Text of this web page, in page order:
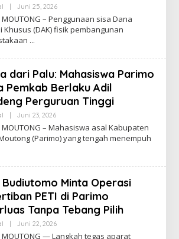
Juni 25, 2026Oleh
Insidemagz
MOUTONG – Penggunaan sisa Dana
Khusus (DAK) fisik pembangunan
dari Palu: Mahasiswa Parimo
Pemkab Berlaku Adil
Perguruan Tinggi
Juni 23, 2026Oleh
Insidemagz
MOUTONG – Mahasiswa asal Kabupaten
(Parimo) yang tengah menempuh
Budiutomo Minta Operasi
PETI di Parimo
Tanpa Tebang Pilih
Juni 22, 2026Oleh
MOUTONG — Langkah tegas aparat